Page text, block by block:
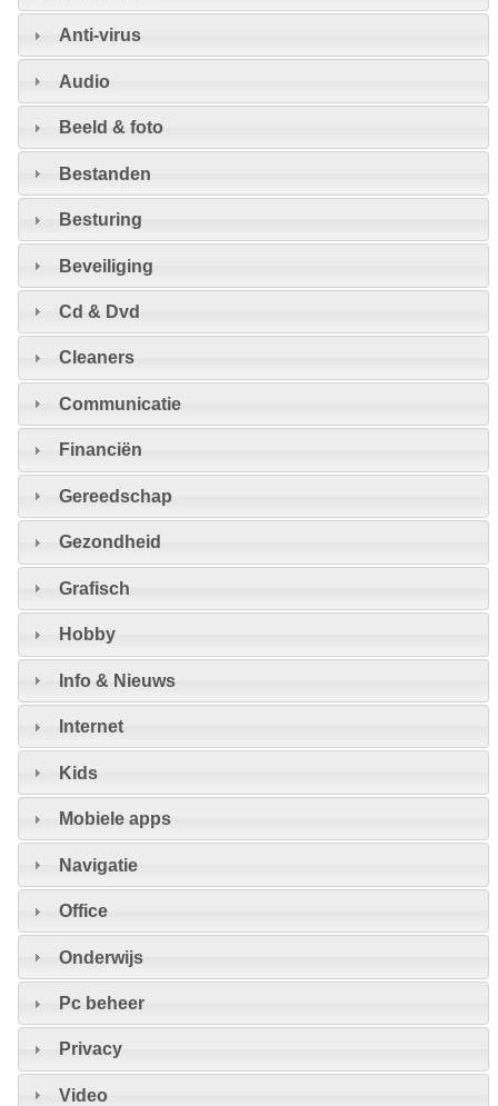
Anti-virus
Audio
Beeld & foto
Bestanden
Besturing
Beveiliging
Cd & Dvd
Cleaners
Communicatie
Financiën
Gereedschap
Gezondheid
Grafisch
Hobby
Info & Nieuws
Internet
Kids
Mobiele apps
Navigatie
Office
Onderwijs
Pc beheer
Privacy
Video